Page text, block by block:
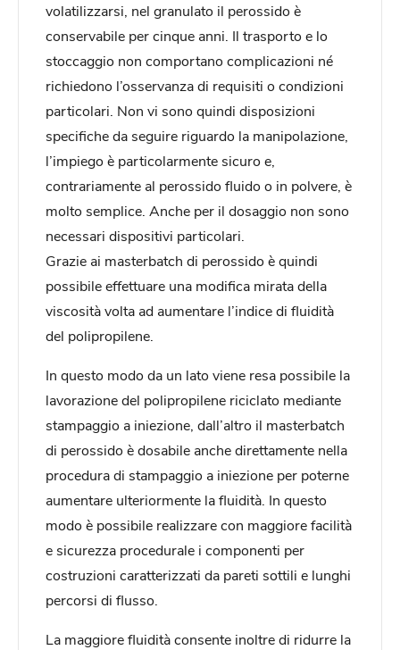
volatilizzarsi, nel granulato il perossido è
conservabile per cinque anni. Il trasporto e lo
stoccaggio non comportano complicazioni né
richiedono l’osservanza di requisiti o condizioni
particolari. Non vi sono quindi disposizioni
specifiche da seguire riguardo la manipolazione,
l’impiego è particolarmente sicuro e,
contrariamente al perossido fluido o in polvere, è
molto semplice. Anche per il dosaggio non sono
necessari dispositivi particolari.
Grazie ai masterbatch di perossido è quindi
possibile effettuare una modifica mirata della
viscosità volta ad aumentare l’indice di fluidità
del polipropilene.
In questo modo da un lato viene resa possibile la
lavorazione del polipropilene riciclato mediante
stampaggio a iniezione, dall’altro il masterbatch
di perossido è dosabile anche direttamente nella
procedura di stampaggio a iniezione per poterne
aumentare ulteriormente la fluidità. In questo
modo è possibile realizzare con maggiore facilità
e sicurezza procedurale i componenti per
costruzioni caratterizzati da pareti sottili e lunghi
percorsi di flusso.
La maggiore fluidità consente inoltre di ridurre la